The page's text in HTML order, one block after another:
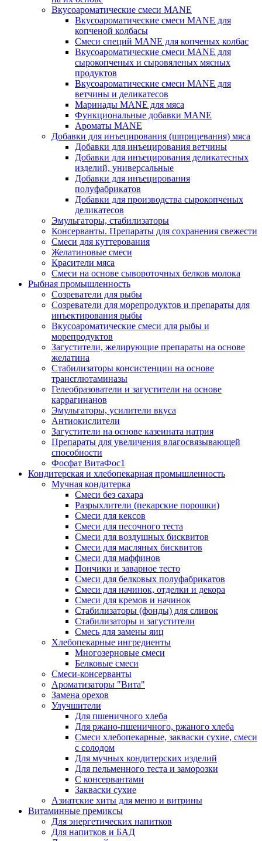
Вкусоароматические смеси MANE
Вкусоароматические смеси MANE для
копченой колбасы
Смеси специй MANE для копченых колбас
Вкусоароматические смеси MANE для
сырокопченых и сыровяленых мясных
продуктов
Вкусоароматические смеси MANE для
ветчины и деликатесов
Маринады MANE для мяса
Функциональные добавки MANE
Ароматы MANE
Добавки для инъецирования (шприцевания) мяса
Добавки для инъецирования ветчины
Добавки для инъецирования деликатесных
изделий, универсальные
Добавки для инъецирования
полуфабрикатов
Добавки для производства сырокопченых
деликатесов
Эмульгаторы, стабилизаторы
Консерванты. Препараты для сохранения свежести
Смеси для куттерования
Желатиновые смеси
Красители мяса
Смеси на основе сывороточных белков молока
Рыбная промышленность
Созреватели для рыбы
Созреватели для морепродуктов и препараты для
инъектирования рыбы
Вкусоароматические смеси для рыбы и
морепродуктов
Загустители, желирующие препараты на основе
желатина
Стабилизаторы консистенции на основе
трансглютаминазы
Гелеобразователи и загустители на основе
каррагинанов
Эмульгаторы, усилители вкуса
Антиокислители
Загустители на основе казеината натрия
Препараты для увеличения влагосвязывающей
способности
Фосфат ВитаФос1
Кондитерская и хлебопекарная промышленность
Мучная кондитерка
Смеси без сахара
Разрыхлители (пекарские порошки)
Смеси для кексов
Смеси для песочного теста
Смеси для воздушных бисквитов
Смеси для масляных бисквитов
Смеси для маффинов
Пончики и заварное тесто
Cмеси для белковых полуфабрикатов
Смеси для начинок, отделки и декора
Смеси для кремов и начинок
Стабилизаторы (фонды) для сливок
Стабилизаторы и загустители
Смесь для замены яиц
Хлебопекарные ингредиенты
Многозерновые смеси
Белковые смеси
Смеси-консерванты
Ароматизаторы "Вита"
Замена орехов
Улучшители
Для пшеничного хлеба
Для ржано-пшеничного, ржаного хлеба
Смеси хлебопекарные, закваски сухие, смеси
с солодом
Для мучных кондитерских изделий
Для пельменного теста и заморозки
С консервантами
Закваски сухие
Азиатские хиты для меню и витрины
Витаминные премиксы
Для энергетических напитков
Для напитков и БАД